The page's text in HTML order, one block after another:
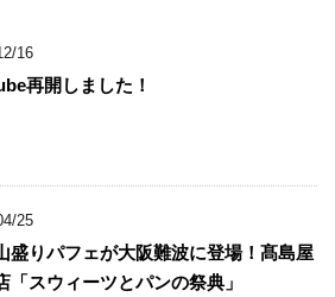
16
再開しました！
25
盛りパフェが大阪難波に登場！髙島屋
「スウィーツとパンの祭典」